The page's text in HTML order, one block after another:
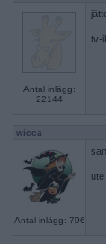
Antal inlägg:
22144
tv-
wicca
Antal inlägg: 796